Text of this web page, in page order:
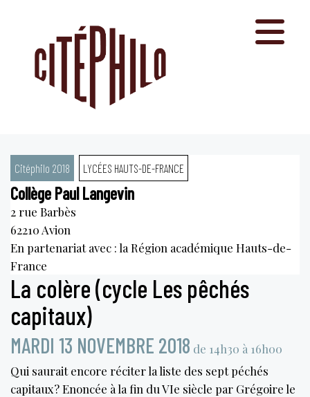
Citéphilo 2018 LYCÉES HAUTS-DE-FRANCE
Collège Paul Langevin
2 rue Barbès
62210 Avion
En partenariat avec : la Région académique Hauts-de-
France
La colère (cycle Les pêchés
capitaux)
MARDI 13 NOVEMBRE 2018 de 14h30 à 16h00
Qui saurait encore réciter la liste des sept péchés
capitaux? Enoncée à la fin du VIe siècle par Grégoire le